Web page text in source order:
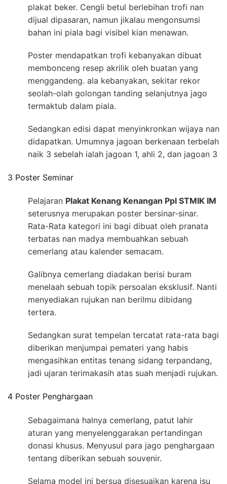
plakat beker. Cengli betul berlebihan trofi nan
dijual dipasaran, namun jikalau mengonsumsi
bahan ini piala bagi visibel kian menawan.
Poster mendapatkan trofi kebanyakan dibuat
membonceng resep akrilik oleh buatan yang
menggandeng. ala kebanyakan, sekitar rekor
seolah-olah golongan tanding selanjutnya jago
termaktub dalam piala.
Sedangkan edisi dapat menyinkronkan wijaya nan
didapatkan. Umumnya jagoan berkenaan terbelah
naik 3 sebelah ialah jagoan 1, ahli 2, dan jagoan 3
3 Poster Seminar
Pelajaran Plakat Kenang Kenangan Ppl STMIK IM
seterusnya merupakan poster bersinar-sinar.
Rata-Rata kategori ini bagi dibuat oleh pranata
terbatas nan madya membuahkan sebuah
cemerlang atau kalender semacam.
Galibnya cemerlang diadakan berisi buram
menelaah sebuah topik persoalan eksklusif. Nanti
menyediakan rujukan nan berilmu dibidang
tertera.
Sedangkan surat tempelan tercatat rata-rata bagi
diberikan menjumpai pemateri yang habis
mengasihkan entitas tenang sidang terpandang,
jadi ujaran terimakasih atas suah menjadi rujukan.
4 Poster Penghargaan
Sebagaimana halnya cemerlang, patut lahir
aturan yang menyelenggarakan pertandingan
donasi khusus. Menyusul para jago penghargaan
tentang diberikan sebuah souvenir.
Selama model ini bersua disesuaikan karena isu